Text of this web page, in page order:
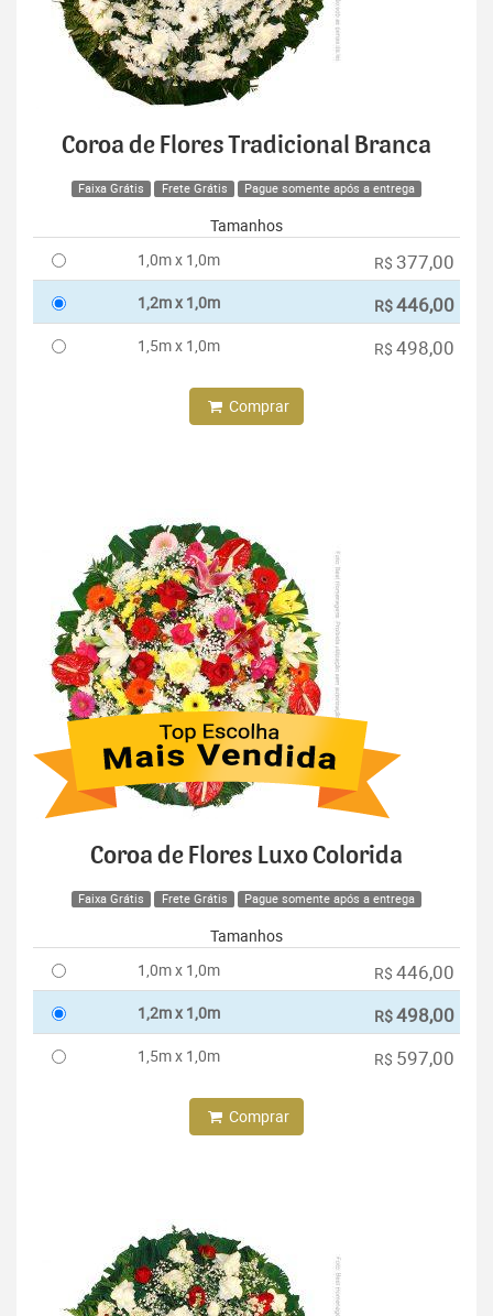
Coroa de Flores Tradicional Branca
Faixa Grátis Frete Grátis Pague somente após a entrega
Tamanhos
1,0m x 1,0m
R$ 377,00
1,2m x 1,0m R$446,00
1,5m x 1,0m R$ 498,00
Comprar
Coroa de Flores Luxo Colorida
Faixa Grátis Frete Grátis Pague somente após a entrega
Tamanhos
1,0m x 1,0m
R$ 446,00
1,2m x 1,0m R$498,00
1,5m x 1,0m R$ 597,00
Comprar